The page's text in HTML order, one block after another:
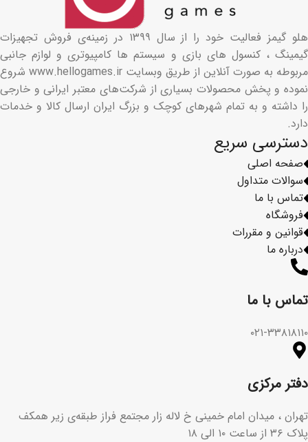
تماس با ما​
۰۲۱-۳۳۸۱۸۱۱۰
دفتر مرکزی
تهران ، میدان امام خمینی خ لاله زار مجتمع فراز طبقه‌ی زیر همکف
پلاک ۳۶ از ساعت ۱۰ الی ۱۸
فروشگاه
قوانین و مقررات
درباره ما
دسترسی سریع
صفحه اصلی
سوالات متداول
تماس با ما
هلو گیمز فعالیت خود را از سال ۱۳۹۹ در زمینه‌ی فروش تجهیزات
گیمینگ ، کنسول های بازی و سیستم ها کامپیوتری و لوازم جانبی
مربوطه به صورت آنلاین از طریق وبسایت www.hellogames.ir شروع
نموده و پخش محصولات بسیاری از شرکت‌های معتبر ایرانی و خارجی
را داشته و به تمام شهرهای کوچک و بزرگ ایران ارسال کالا و خدمات
دارد.